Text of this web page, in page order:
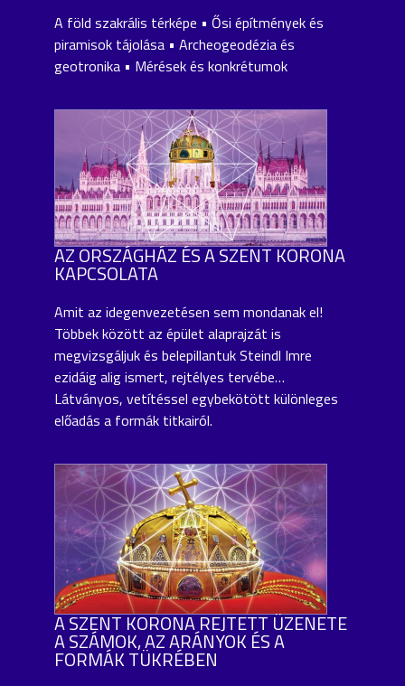
A föld szakrális térképe • Ősi építmények és
piramisok tájolása • Archeogeodézia és
geotronika • Mérések és konkrétumok
AZ ORSZÁGHÁZ ÉS A SZENT KORONA
KAPCSOLATA
Amit az idegenvezetésen sem mondanak el!
Többek között az épület alaprajzát is
megvizsgáljuk és belepillantuk Steindl Imre
ezidáig alig ismert, rejtélyes tervébe…
Látványos, vetítéssel egybekötött különleges
előadás a formák titkairól.
A SZENT KORONA REJTETT ÜZENETE
A SZÁMOK, AZ ARÁNYOK ÉS A
FORMÁK TÜKRÉBEN